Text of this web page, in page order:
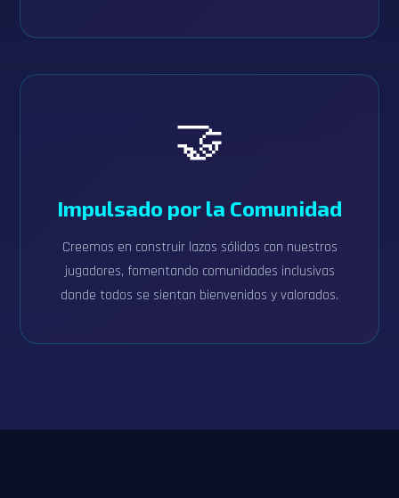
🤝
Impulsado por la Comunidad
Creemos en construir lazos sólidos con nuestros
jugadores, fomentando comunidades inclusivas
donde todos se sientan bienvenidos y valorados.